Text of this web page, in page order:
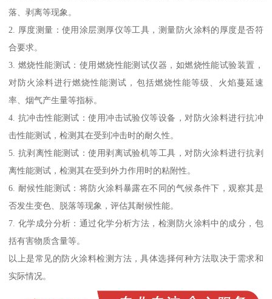
落、剥离等现象。
2. 厚度测量：使用涂层测厚仪等工具，测量防火涂料的厚度是否符
合要求。
3. 燃烧性能测试：使用燃烧性能测试仪器，如燃烧性能试验装置，
对防火涂料进行燃烧性能测试，包括燃烧性能等级、火焰蔓延速
率、烟气产生量等指标。
4. 抗冲击性能测试：使用冲击试验仪等设备，对防火涂料进行抗冲
击性能测试，检测其在受到冲击时的耐久性。
5. 抗剥离性能测试：使用剥离试验机等工具，对防火涂料进行抗剥
离性能测试，检测其在受到外力作用时的粘附性。
6. 耐候性能测试：将防火涂料暴露在不同的气候条件下，观察其是
否发生变色、脱落等现象，评估其耐候性能。
7. 化学成分分析：通过化学分析方法，检测防火涂料中的成分，包
括有害物质含量等。
以上是常见的防火涂料检测方法，具体选择何种方法取决于需求和
实际情况。